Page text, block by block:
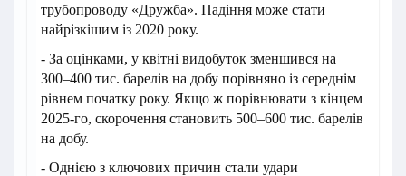
трубопроводу «Дружба». Падіння може стати
найрізкішим із 2020 року.
- За оцінками, у квітні видобуток зменшився на
300–400 тис. барелів на добу порівняно із середнім
рівнем початку року. Якщо ж порівнювати з кінцем
2025-го, скорочення становить 500–600 тис. барелів
на добу.
- Однією з ключових причин стали удари